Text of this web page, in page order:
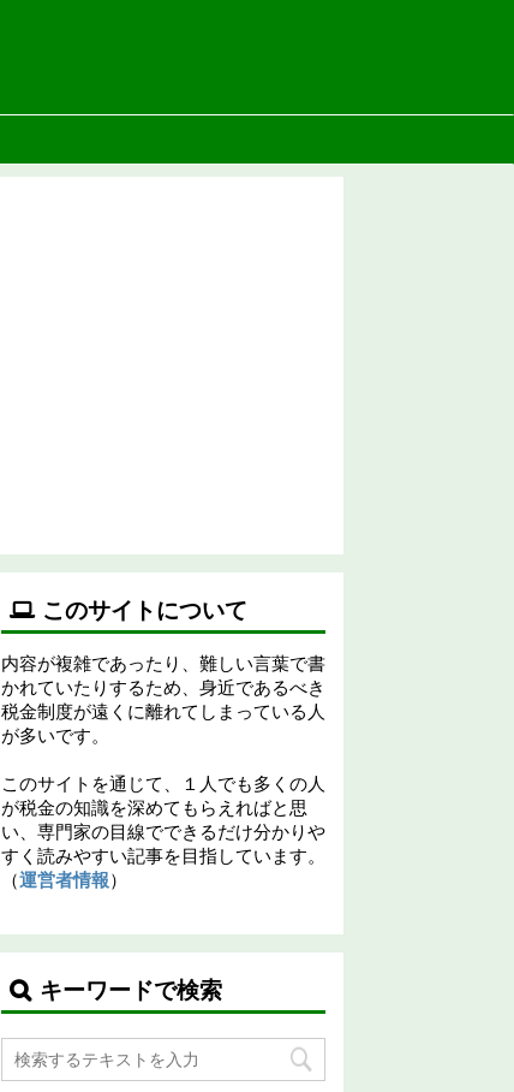
このサイトについて
内容が複雑であったり、難しい言葉で書
かれていたりするため、身近であるべき
税金制度が遠くに離れてしまっている人
が多いです。
このサイトを通じて、１人でも多くの人
が税金の知識を深めてもらえればと思
い、専門家の目線でできるだけ分かりや
すく読みやすい記事を目指しています。
（運営者情報）
キーワードで検索